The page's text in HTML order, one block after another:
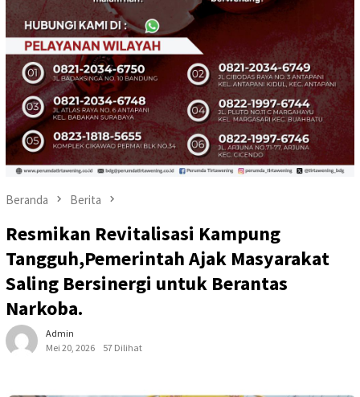
Beranda Berita
Resmikan Revitalisasi Kampung
Tangguh,Pemerintah Ajak Masyarakat
Saling Bersinergi untuk Berantas
Narkoba.
Admin
Mei 20, 2026
57 Dilihat